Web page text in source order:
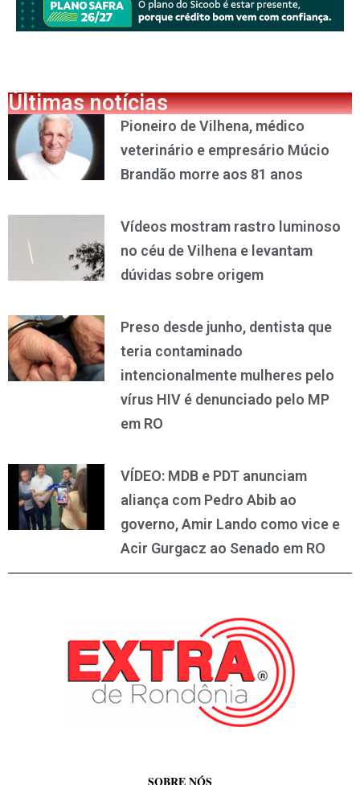
Últimas notícias
Pioneiro de Vilhena, médico
veterinário e empresário Múcio
Brandão morre aos 81 anos
Vídeos mostram rastro luminoso
no céu de Vilhena e levantam
dúvidas sobre origem
Preso desde junho, dentista que
teria contaminado
intencionalmente mulheres pelo
vírus HIV é denunciado pelo MP
em RO
VÍDEO: MDB e PDT anunciam
aliança com Pedro Abib ao
governo, Amir Lando como vice e
Acir Gurgacz ao Senado em RO
SOBRE NÓS